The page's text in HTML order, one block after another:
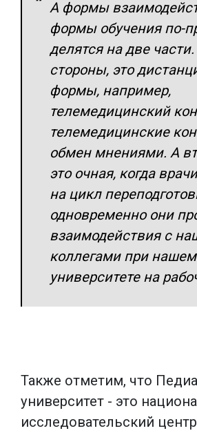
А формы
формы обучения по-
делятся на две
стороны, это
формы, например,
телемедицинский
телемедицинские
обмен мнениями. А
это очная, когда
на цикл
одновременно они
взаимодействия с
коллегами при нашем
университете на
Также отметим, что
университет - это
исследовательский